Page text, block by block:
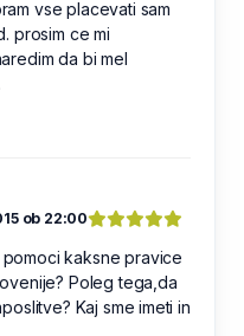
vse placevati sam
prosim ce mi
da bi mel
ob 22:00
kaksne pravice
Poleg tega,da
Kaj sme imeti in